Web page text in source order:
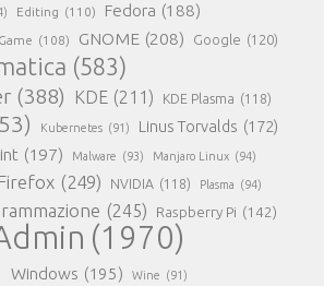
Editing (110) Fedora (188)
Game (108) GNOME (208) Google (120)
(583)
(388) KDE (211) KDE Plasma (118)
Kubernetes (91) Linus Torvalds (172)
(197) Malware (93) Manjaro Linux (94)
(249) NVIDIA (118) Plasma (94)
(245) Raspberry Pi (142)
(1970)
Windows (195) Wine (91)